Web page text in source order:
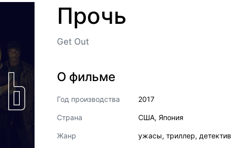
Прочь
Get Out
О фильме
Год производства 2017
Страна США, Япония
Жанр ужасы, триллер, детектив